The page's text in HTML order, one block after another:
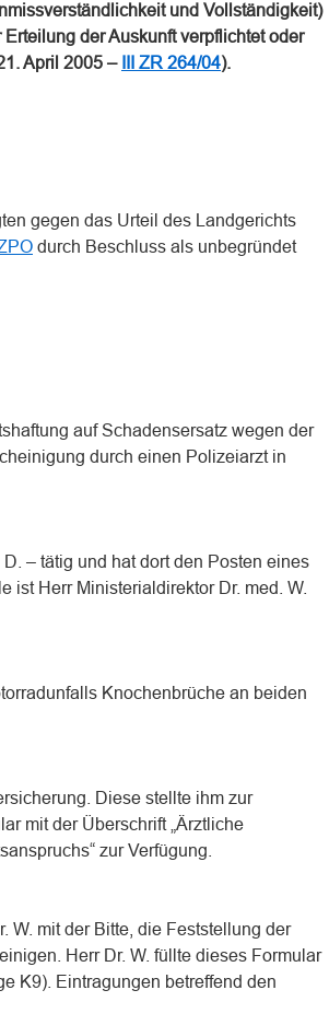
und Vollständigkeit)
der Auskunft verpflichtet oder
April 2005 –
III ZR 264/04).
gegen das Urteil des Landgerichts
durch Beschluss als unbegründet
auf Schadensersatz wegen der
durch einen Polizeiarzt in
– tätig und hat dort den Posten eines
ist Herr Ministerialdirektor Dr. med. W.
Knochenbrüche an beiden
Diese stellte ihm zur
mit der Überschrift „Ärztliche
zur Verfügung.
W. mit der Bitte, die Feststellung der
Herr Dr. W. füllte dieses Formular
K9). Eintragungen betreffend den